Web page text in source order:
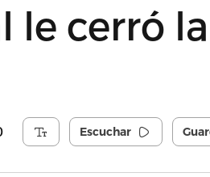
le cerró
Escuchar